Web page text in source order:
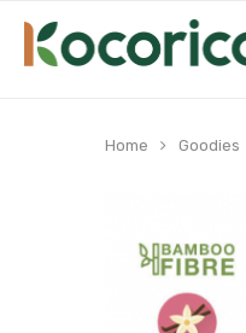
Home Goodies